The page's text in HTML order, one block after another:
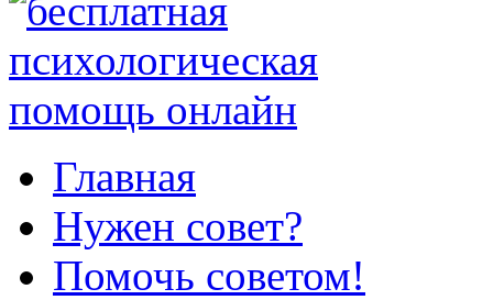
Главная
Нужен совет?
Помочь советом!